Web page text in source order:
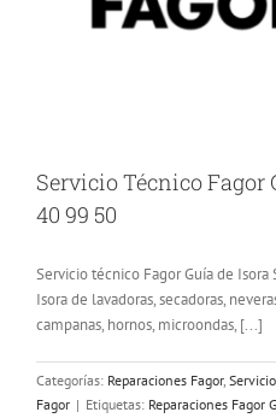
Servicio Técnico Fagor
40 99 50
Servicio técnico Fagor Guía de
Isora de lavadoras, secadoras,
campanas, hornos, microondas, [...]
Categorías: Reparaciones Fagor,
Fagor | Etiquetas: Reparaciones Fagor